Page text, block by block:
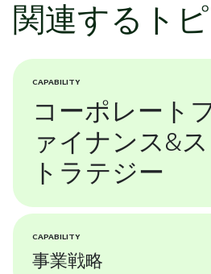
関連するト
CAPABILITY
コーポレート
ァイナンス&ス
トラテジー
CAPABILITY
事業戦略